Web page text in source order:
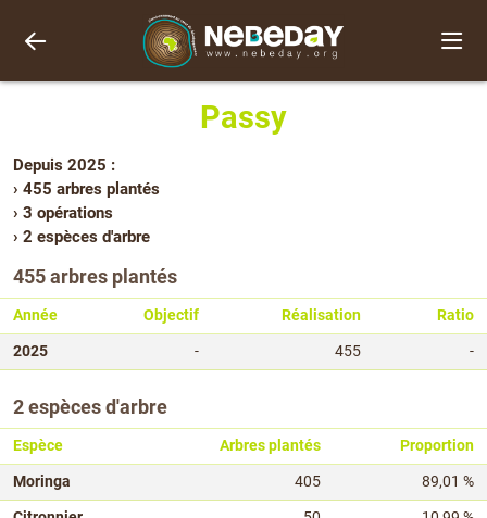
Passy
Depuis 2025 :
› 455 arbres plantés
› 3 opérations
› 2 espèces d'arbre
455 arbres plantés
Année Objectif Réalisation
Ratio
2025
- 455 -
2 espèces d'arbre
Espèce Arbres plantés
Proportion
Moringa
405
89,01 %